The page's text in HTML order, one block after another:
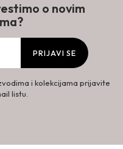
o novim
PRIJAVI SE
i kolekcijama prijavite
listu.